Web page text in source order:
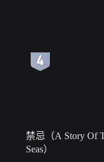
禁忌（A Story Of
Seas）